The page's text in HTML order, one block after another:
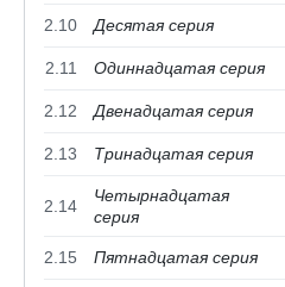
2.10 Десятая серия
2.11 Одиннадцатая серия
2.12 Двенадцатая серия
2.13 Тринадцатая серия
2.14
Четырнадцатая
серия
2.15 Пятнадцатая серия